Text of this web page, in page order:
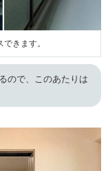
きます。
ので、このあたりは